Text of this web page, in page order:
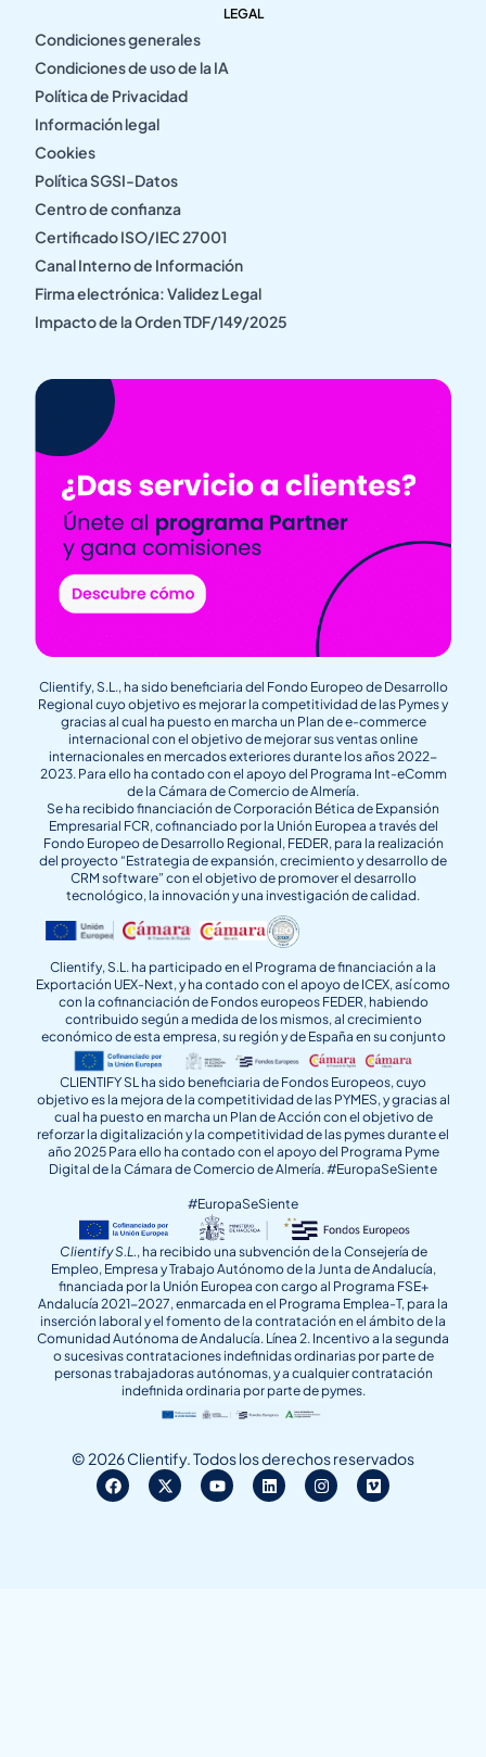
LEGAL
Condiciones generales
Condiciones de uso de la IA
Política de Privacidad
Información legal
Cookies
Política SGSI-Datos
Centro de confianza
Certificado ISO/IEC 27001
Canal Interno de Información
Firma electrónica: Validez Legal
Impacto de la Orden TDF/149/2025
Clientify, S.L., ha sido beneficiaria del Fondo Europeo de Desarrollo
Regional cuyo objetivo es mejorar la competitividad de las Pymes y
gracias al cual ha puesto en marcha un Plan de e-commerce
internacional con el objetivo de mejorar sus ventas online
internacionales en mercados exteriores durante los años 2022-
2023. Para ello ha contado con el apoyo del Programa Int-eComm
de la Cámara de Comercio de Almería.
Se ha recibido financiación de Corporación Bética de Expansión
Empresarial FCR, cofinanciado por la Unión Europea a través del
Fondo Europeo de Desarrollo Regional, FEDER, para la realización
del proyecto “Estrategia de expansión, crecimiento y desarrollo de
CRM software” con el objetivo de promover el desarrollo
tecnológico, la innovación y una investigación de calidad.
Clientify, S.L. ha participado en el Programa de financiación a la
Exportación UEX-Next, y ha contado con el apoyo de ICEX, así como
con la cofinanciación de Fondos europeos FEDER, habiendo
contribuido según a medida de los mismos, al crecimiento
económico de esta empresa, su región y de España en su conjunto
CLIENTIFY SL ha sido beneficiaria de Fondos Europeos, cuyo
objetivo es la mejora de la competitividad de las PYMES, y gracias al
cual ha puesto en marcha un Plan de Acción con el objetivo de
reforzar la digitalización y la competitividad de las pymes durante el
año 2025 Para ello ha contado con el apoyo del Programa Pyme
Digital de la Cámara de Comercio de Almería. #EuropaSeSiente
#EuropaSeSiente
Clientify S.L., ha recibido una subvención de la Consejería de
Empleo, Empresa y Trabajo Autónomo de la Junta de Andalucía,
financiada por la Unión Europea con cargo al Programa FSE+
Andalucía 2021-2027, enmarcada en el Programa Emplea-T, para la
inserción laboral y el fomento de la contratación en el ámbito de la
Comunidad Autónoma de Andalucía. Línea 2. Incentivo a la segunda
o sucesivas contrataciones indefinidas ordinarias por parte de
personas trabajadoras autónomas, y a cualquier contratación
indefinida ordinaria por parte de pymes.
© 2026 Clientify. Todos los derechos reservados